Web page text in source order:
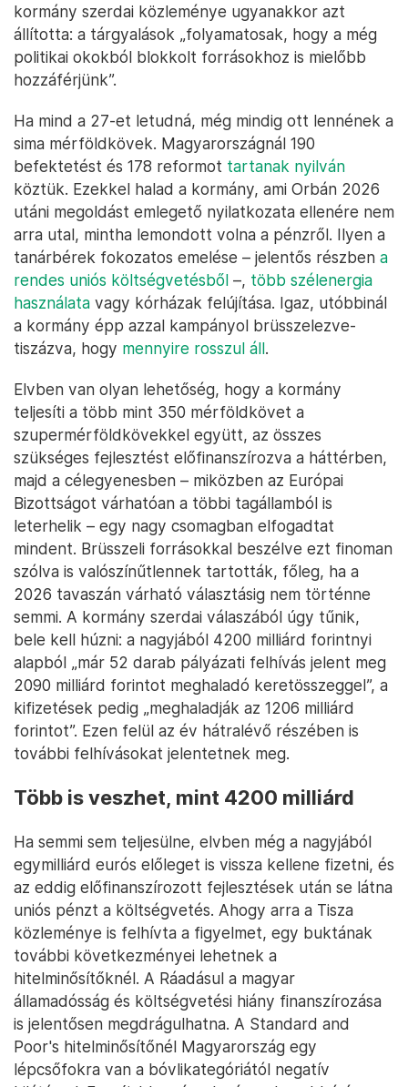
kormány szerdai közleménye ugyanakkor azt
állította: a tárgyalások „folyamatosak, hogy a még
politikai okokból blokkolt forrásokhoz is mielőbb
hozzáférjünk”.
Ha mind a 27-et letudná, még mindig ott lennének a
sima mérföldkövek. Magyarországnál 190
befektetést és 178 reformot tartanak nyilván
köztük. Ezekkel halad a kormány, ami Orbán 2026
utáni megoldást emlegető nyilatkozata ellenére nem
arra utal, mintha lemondott volna a pénzről. Ilyen a
tanárbérek fokozatos emelése – jelentős részben a
rendes uniós költségvetésből –, több szélenergia
használata vagy kórházak felújítása. Igaz, utóbbinál
a kormány épp azzal kampányol brüsszelezve-
tiszázva, hogy mennyire rosszul áll.
Elvben van olyan lehetőség, hogy a kormány
teljesíti a több mint 350 mérföldkövet a
szupermérföldkövekkel együtt, az összes
szükséges fejlesztést előfinanszírozva a háttérben,
majd a célegyenesben – miközben az Európai
Bizottságot várhatóan a többi tagállamból is
leterhelik – egy nagy csomagban elfogadtat
mindent. Brüsszeli forrásokkal beszélve ezt finoman
szólva is valószínűtlennek tartották, főleg, ha a
2026 tavaszán várható választásig nem történne
semmi. A kormány szerdai válaszából úgy tűnik,
bele kell húzni: a nagyjából 4200 milliárd forintnyi
alapból „már 52 darab pályázati felhívás jelent meg
2090 milliárd forintot meghaladó keretösszeggel”, a
kifizetések pedig „meghaladják az 1206 milliárd
forintot”. Ezen felül az év hátralévő részében is
további felhívásokat jelentetnek meg.
Több is veszhet, mint 4200 milliárd
Ha semmi sem teljesülne, elvben még a nagyjából
egymilliárd eurós előleget is vissza kellene fizetni, és
az eddig előfinanszírozott fejlesztések után se látna
uniós pénzt a költségvetés. Ahogy arra a Tisza
közleménye is felhívta a figyelmet, egy buktának
további következményei lehetnek a
hitelminősítőknél. A Ráadásul a magyar
államadósság és költségvetési hiány finanszírozása
is jelentősen megdrágulhatna. A Standard and
Poor's hitelminősítőnél Magyarország egy
lépcsőfokra van a bóvlikategóriától negatív